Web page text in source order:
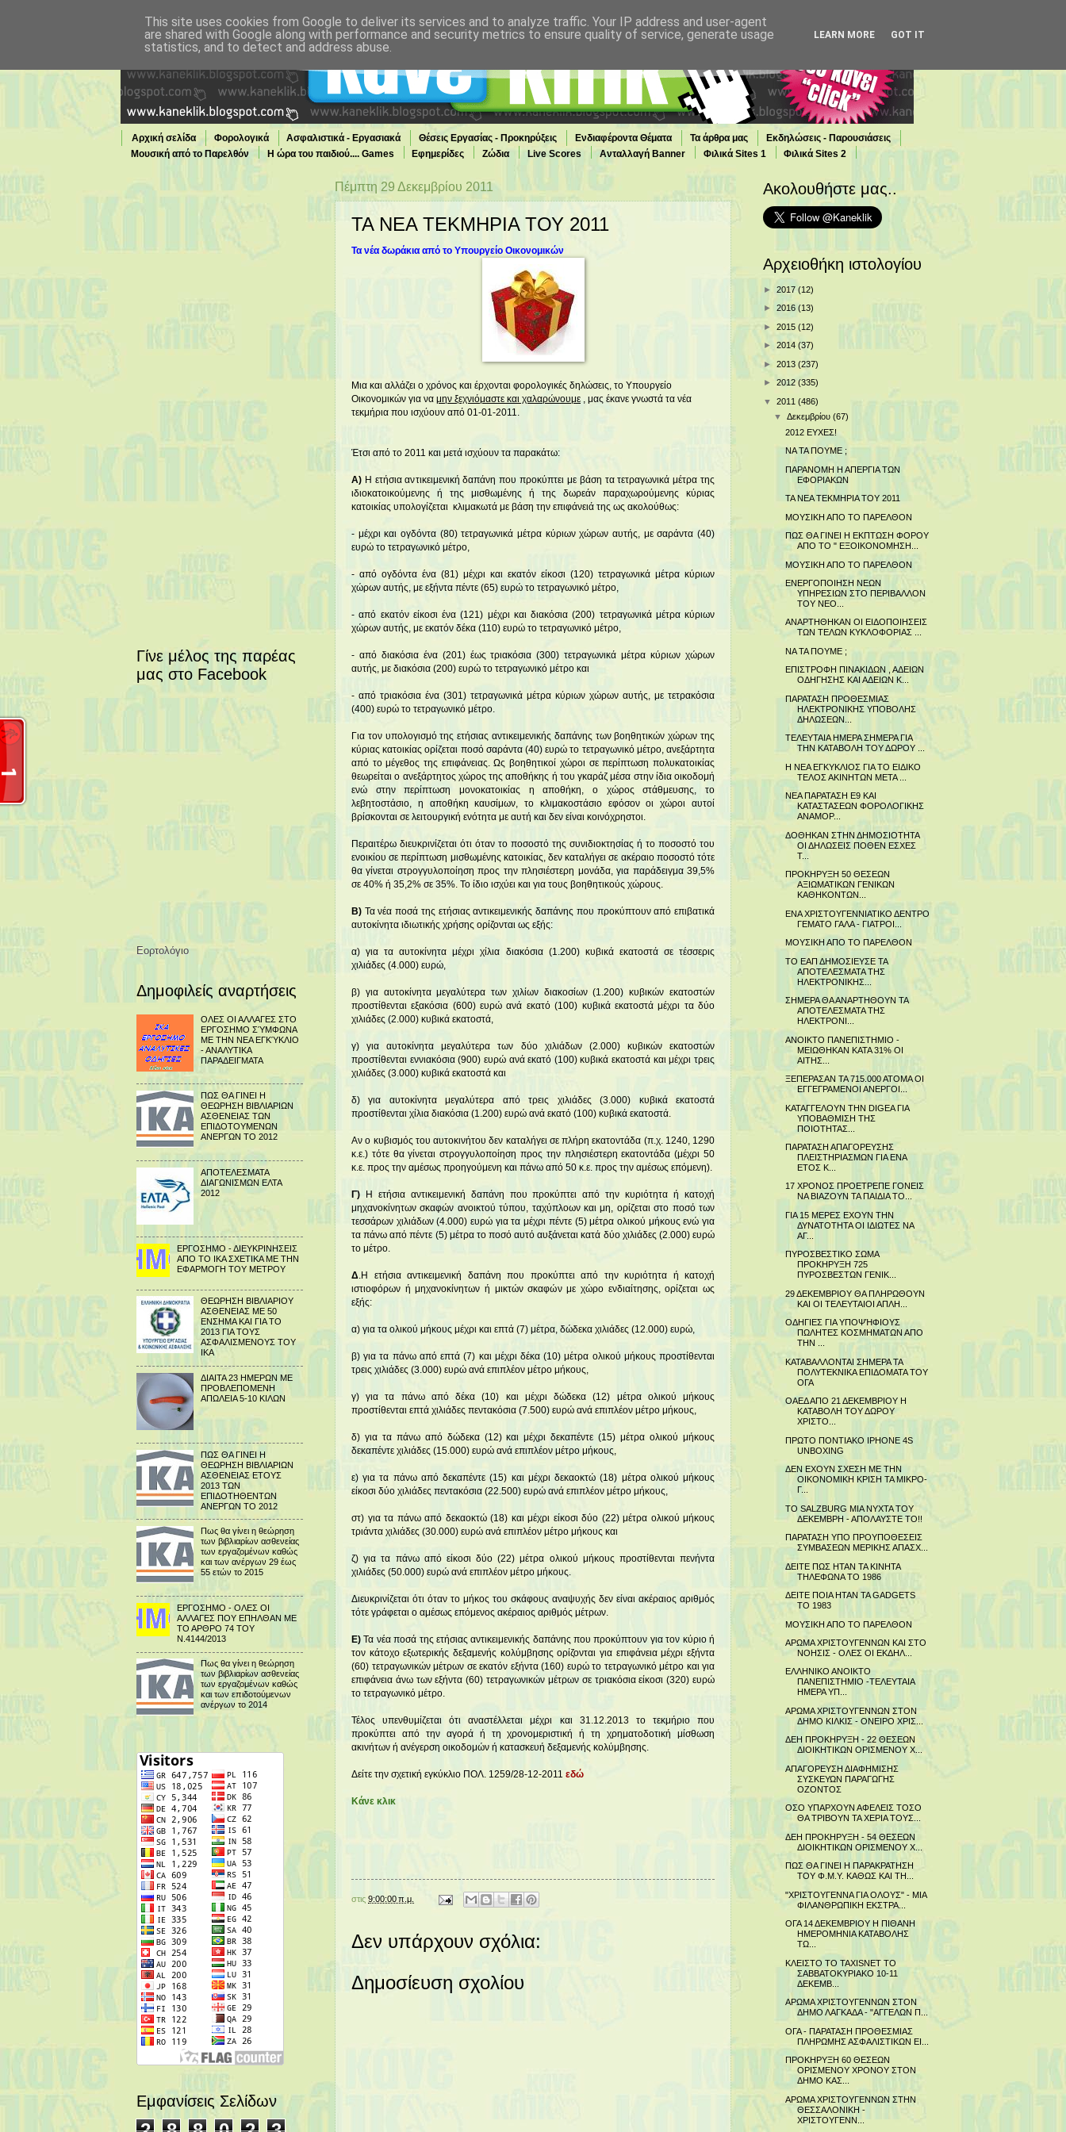
Αρχική σελίδα Φορολογικά Ασφαλιστικά - Εργασιακά Θέσεις Εργασίας - Προκηρύξεις Ενδιαφέροντα Θέματα Τα άρθρα μας
Εκδηλώσεις - Παρουσιάσεις
Μουσική από το Παρελθόν
Η ώρα του παιδιού.... Games Εφημερίδες Ζώδια Live Scores Ανταλλαγή Banner Φιλικά Sites 1
Φιλικά Sites 2
Πέμπτη 29 Δεκεμβρίου 2011
ΤΑ ΝΕΑ ΤΕΚΜΗΡΙΑ ΤΟΥ 2011
Τα νέα δωράκια από το Υπουργείο Οικονομικών
Μια και αλλάζει ο χρόνος και έρχονται φορολογικές δηλώσεις, το Υπουργείο
Οικονομικών για να μην ξεχνιόμαστε και χαλαρώνουμε , μας έκανε γνωστά τα νέα
τεκμήρια που ισχύουν από 01-01-2011.
Έτσι από το 2011 και μετά ισχύουν τα παρακάτω:
Α) Η ετήσια αντικειμενική δαπάνη που προκύπτει με βάση τα τετραγωνικά μέτρα της
ιδιοκατοικούμενης ή της μισθωμένης ή της δωρεάν παραχωρούμενης κύριας
κατοικίας υπολογίζεται κλιμακωτά με βάση την επιφάνειά της ως ακολούθως:
- μέχρι και ογδόντα (80) τετραγωνικά μέτρα κύριων χώρων αυτής, με σαράντα (40)
ευρώ το τετραγωνικό μέτρο,
- από ογδόντα ένα (81) μέχρι και εκατόν είκοσι (120) τετραγωνικά μέτρα κύριων
χώρων αυτής, με εξήντα πέντε (65) ευρώ το τετραγωνικό μέτρο,
- από εκατόν είκοσι ένα (121) μέχρι και διακόσια (200) τετραγωνικά μέτρα κύριων
χώρων αυτής, με εκατόν δέκα (110) ευρώ το τετραγωνικό μέτρο,
- από διακόσια ένα (201) έως τριακόσια (300) τετραγωνικά μέτρα κύριων χώρων
αυτής, με διακόσια (200) ευρώ το τετραγωνικό μέτρο και
- από τριακόσια ένα (301) τετραγωνικά μέτρα κύριων χώρων αυτής, με τετρακόσια
(400) ευρώ το τετραγωνικό μέτρο.
Για τον υπολογισμό της ετήσιας αντικειμενικής δαπάνης των βοηθητικών χώρων της
κύριας κατοικίας ορίζεται ποσό σαράντα (40) ευρώ το τετραγωνικό μέτρο, ανεξάρτητα
από το μέγεθος της επιφάνειας. Ως βοηθητικοί χώροι σε περίπτωση πολυκατοικίας
θεωρείται ο ανεξάρτητος χώρος της αποθήκης ή του γκαράζ μέσα στην ίδια οικοδομή
ενώ στην περίπτωση μονοκατοικίας η αποθήκη, ο χώρος στάθμευσης, το
λεβητοστάσιο, η αποθήκη καυσίμων, το κλιμακοστάσιο εφόσον οι χώροι αυτοί
βρίσκονται σε λειτουργική ενότητα με αυτή και δεν είναι κοινόχρηστοι.
Περαιτέρω διευκρινίζεται ότι όταν το ποσοστό της συνιδιοκτησίας ή το ποσοστό του
ενοικίου σε περίπτωση μισθωμένης κατοικίας, δεν καταλήγει σε ακέραιο ποσοστό τότε
θα γίνεται στρογγυλοποίηση προς την πλησιέστερη μονάδα, για παράδειγμα 39,5%
σε 40% ή 35,2% σε 35%. Το ίδιο ισχύει και για τους βοηθητικούς χώρους.
Β) Τα νέα ποσά της ετήσιας αντικειμενικής δαπάνης που προκύπτουν από επιβατικά
αυτοκίνητα ιδιωτικής χρήσης ορίζονται ως εξής:
α) για τα αυτοκίνητα μέχρι χίλια διακόσια (1.200) κυβικά εκατοστά σε τέσσερις
χιλιάδες (4.000) ευρώ,
β) για αυτοκίνητα μεγαλύτερα των χιλίων διακοσίων (1.200) κυβικών εκατοστών
προστίθενται εξακόσια (600) ευρώ ανά εκατό (100) κυβικά εκατοστά μέχρι τα δύο
χιλιάδες (2.000) κυβικά εκατοστά,
γ) για αυτοκίνητα μεγαλύτερα των δύο χιλιάδων (2.000) κυβικών εκατοστών
προστίθενται εννιακόσια (900) ευρώ ανά εκατό (100) κυβικά εκατοστά και μέχρι τρεις
χιλιάδες (3.000) κυβικά εκατοστά και
δ) για αυτοκίνητα μεγαλύτερα από τρεις χιλιάδες (3.000) κυβικά εκατοστά
προστίθενται χίλια διακόσια (1.200) ευρώ ανά εκατό (100) κυβικά εκατοστά.
Αν ο κυβισμός του αυτοκινήτου δεν καταλήγει σε πλήρη εκατοντάδα (π.χ. 1240, 1290
κ.ε.) τότε θα γίνεται στρογγυλοποίηση προς την πλησιέστερη εκατοντάδα (μέχρι 50
κ.ε. προς την αμέσως προηγούμενη και πάνω από 50 κ.ε. προς την αμέσως επόμενη).
Γ)
Η ετήσια αντικειμενική δαπάνη που προκύπτει από την κυριότητα ή κατοχή
μηχανοκίνητων σκαφών ανοικτού τύπου, ταχύπλοων και μη, ορίζεται στο ποσό των
τεσσάρων χιλιάδων (4.000) ευρώ για τα μέχρι πέντε (5) μέτρα ολικού μήκους ενώ για
τα πάνω από πέντε (5) μέτρα το ποσό αυτό αυξάνεται κατά δύο χιλιάδες (2.000) ευρώ
το μέτρο.
Δ .Η ετήσια αντικειμενική δαπάνη που προκύπτει από την κυριότητα ή κατοχή
ιστιοφόρων ή μηχανοκίνητων ή μικτών σκαφών με χώρο ενδιαίτησης, ορίζεται ως
εξής:
α) για τα ολικού μήκους μέχρι και επτά (7) μέτρα, δώδεκα χιλιάδες (12.000) ευρώ,
β) για τα πάνω από επτά (7) και μέχρι δέκα (10) μέτρα ολικού μήκους προστίθενται
τρεις χιλιάδες (3.000) ευρώ ανά επιπλέον μέτρο μήκους,
γ) για τα πάνω από δέκα (10) και μέχρι δώδεκα (12) μέτρα ολικού μήκους
προστίθενται επτά χιλιάδες πεντακόσια (7.500) ευρώ ανά επιπλέον μέτρο μήκους,
δ) για τα πάνω από δώδεκα (12) και μέχρι δεκαπέντε (15) μέτρα ολικού μήκους
δεκαπέντε χιλιάδες (15.000) ευρώ ανά επιπλέον μέτρο μήκους,
ε) για τα πάνω από δεκαπέντε (15) και μέχρι δεκαοκτώ (18) μέτρα ολικού μήκους
είκοσι δύο χιλιάδες πεντακόσια (22.500) ευρώ ανά επιπλέον μέτρο μήκους,
στ) για τα πάνω από δεκαοκτώ (18) και μέχρι είκοσι δύο (22) μέτρα ολικού μήκους
τριάντα χιλιάδες (30.000) ευρώ ανά επιπλέον μέτρο μήκους και
ζ) για τα πάνω από είκοσι δύο (22) μέτρα ολικού μήκους προστίθενται πενήντα
χιλιάδες (50.000) ευρώ ανά επιπλέον μέτρο μήκους.
Διευκρινίζεται ότι όταν το μήκος του σκάφους αναψυχής δεν είναι ακέραιος αριθμός
τότε γράφεται ο αμέσως επόμενος ακέραιος αριθμός μέτρων.
Ε) Τα νέα ποσά της ετήσιας αντικειμενικής δαπάνης που προκύπτουν για τον κύριο ή
τον κάτοχο εξωτερικής δεξαμενής κολύμβησης ορίζονται για επιφάνεια μέχρι εξήντα
(60) τετραγωνικών μέτρων σε εκατόν εξήντα (160) ευρώ το τετραγωνικό μέτρο και για
επιφάνεια άνω των εξήντα (60) τετραγωνικών μέτρων σε τριακόσια είκοσι (320) ευρώ
το τετραγωνικό μέτρο.
Τέλος υπενθυμίζεται ότι αναστέλλεται μέχρι και 31.12.2013 το τεκμήριο που
προκύπτει από την αγορά ή τη χρονομεριστική ή τη χρηματοδοτική μίσθωση
ακινήτων ή ανέγερση οικοδομών ή κατασκευή δεξαμενής κολύμβησης.
Δείτε την σχετική εγκύκλιο ΠΟΛ. 1259/28-12-2011 εδώ
Κάνε κλικ
στις 9:00:00 π.μ.
Δεν υπάρχουν σχόλια:
Δημοσίευση σχολίου
Γίνε μέλος της παρέας
μας στο Facebook
Εορτολόγιο
Δημοφιλείς αναρτήσεις
ΟΛΕΣ ΟΙ ΑΛΛΑΓΕΣ ΣΤΟ
ΕΡΓΟΣΗΜΟ ΣΎΜΦΩΝΑ
ΜΕ ΤΗΝ ΝΕΑ ΕΓΚΎΚΛΙΟ
- ΑΝΑΛΥΤΙΚΑ
ΠΑΡΑΔΕΙΓΜΑΤΑ
ΠΩΣ ΘΑ ΓΙΝΕΙ Η
ΘΕΩΡΗΣΗ ΒΙΒΛΙΑΡΙΩΝ
ΑΣΘΕΝΕΙΑΣ ΤΩΝ
ΕΠΙΔΟΤΟΥΜΕΝΩΝ
ΑΝΕΡΓΩΝ ΤΟ 2012
ΑΠΟΤΕΛΕΣΜΑΤΑ
ΔΙΑΓΩΝΙΣΜΩΝ ΕΛΤΑ
2012
ΕΡΓΟΣΗΜΟ - ΔΙΕΥΚΡΙΝΗΣΕΙΣ
ΑΠΟ ΤΟ ΙΚΑ ΣΧΕΤΙΚΑ ΜΕ ΤΗΝ
ΕΦΑΡΜΟΓΗ ΤΟΥ ΜΕΤΡΟΥ
ΘΕΩΡΗΣΗ ΒΙΒΛΙΑΡΙΟΥ
ΑΣΘΕΝΕΙΑΣ ΜΕ 50
ΕΝΣΗΜΑ ΚΑΙ ΓΙΑ ΤΟ
2013 ΓΙΑ ΤΟΥΣ
ΑΣΦΑΛΙΣΜΕΝΟΥΣ ΤΟΥ
ΙΚΑ
ΔΙΑΙΤΑ 23 ΗΜΕΡΩΝ ΜΕ
ΠΡΟΒΛΕΠΟΜΕΝΗ
ΑΠΩΛΕΙΑ 5-10 ΚΙΛΩΝ
ΠΩΣ ΘΑ ΓΙΝΕΙ Η
ΘΕΩΡΗΣΗ ΒΙΒΛΙΑΡΙΩΝ
ΑΣΘΕΝΕΙΑΣ ΕΤΟΥΣ
2013 ΤΩΝ
ΕΠΙΔΟΤΗΘΕΝΤΩΝ
ΑΝΕΡΓΩΝ ΤΟ 2012
Πως θα γίνει η θεώρηση
των βιβλιαρίων ασθενείας
των εργαζομένων καθώς
και των ανέργων 29 έως
55 ετών το 2015
ΕΡΓΟΣΗΜΟ - ΟΛΕΣ ΟΙ
ΑΛΛΑΓΕΣ ΠΟΥ ΕΠΗΛΘΑΝ ΜΕ
ΤΟ ΑΡΘΡΟ 74 ΤΟΥ
Ν.4144/2013
Πως θα γίνει η θεώρηση
των βιβλιαρίων ασθενείας
των εργαζομένων καθώς
και των επιδοτούμενων
ανέργων το 2014
Εμφανίσεις Σελίδων
Ακολουθήστε μας..
Αρχειοθήκη ιστολογίου
► 2017 (12)
► 2016 (13)
► 2015 (12)
► 2014 (37)
► 2013 (237)
► 2012 (335)
▼ 2011 (486)
▼Δεκεμβρίου(67)
2012 ΕΥΧΕΣ!
ΝΑ ΤΑ ΠΟΥΜΕ ;
ΠΑΡΑΝΟΜΗ Η ΑΠΕΡΓΙΑ ΤΩΝ
ΕΦΟΡΙΑΚΩΝ
ΤΑ ΝΕΑ ΤΕΚΜΗΡΙΑ ΤΟΥ 2011
ΜΟΥΣΙΚΗ ΑΠΟ ΤΟ ΠΑΡΕΛΘΟΝ
ΠΩΣ ΘΑ ΓΙΝΕΙ Η ΕΚΠΤΩΣΗ ΦΟΡΟΥ
ΑΠΟ ΤΟ " ΕΞΟΙΚΟΝΟΜΗΣΗ...
ΜΟΥΣΙΚΗ ΑΠΟ ΤΟ ΠΑΡΕΛΘΟΝ
ΕΝΕΡΓΟΠΟΙΗΣΗ ΝΕΩΝ
ΥΠΗΡΕΣΙΩΝ ΣΤΟ ΠΕΡΙΒΑΛΛΟΝ
ΤΟΥ ΝΕΟ...
ΑΝΑΡΤΗΘΗΚΑΝ ΟΙ ΕΙΔΟΠΟΙΗΣΕΙΣ
ΤΩΝ ΤΕΛΩΝ ΚΥΚΛΟΦΟΡΙΑΣ ...
ΝΑ ΤΑ ΠΟΥΜΕ ;
ΕΠΙΣΤΡΟΦΗ ΠΙΝΑΚΙΔΩΝ , ΑΔΕΙΩΝ
ΟΔΗΓΗΣΗΣ ΚΑΙ ΑΔΕΙΩΝ Κ...
ΠΑΡΑΤΑΣΗ ΠΡΟΘΕΣΜΙΑΣ
ΗΛΕΚΤΡΟΝΙΚΗΣ ΥΠΟΒΟΛΗΣ
ΔΗΛΩΣΕΩΝ...
ΤΕΛΕΥΤΑΙΑ ΗΜΕΡΑ ΣΗΜΕΡΑ ΓΙΑ
ΤΗΝ ΚΑΤΑΒΟΛΗ ΤΟΥ ΔΩΡΟΥ ...
Η ΝΕΑ ΕΓΚΥΚΛΙΟΣ ΓΙΑ ΤΟ ΕΙΔΙΚΟ
ΤΕΛΟΣ ΑΚΙΝΗΤΩΝ ΜΕΤΑ ...
ΝΕΑ ΠΑΡΑΤΑΣΗ Ε9 ΚΑΙ
ΚΑΤΑΣΤΑΣΕΩΝ ΦΟΡΟΛΟΓΙΚΗΣ
ΑΝΑΜΟΡ...
ΔΟΘΗΚΑΝ ΣΤΗΝ ΔΗΜΟΣΙΟΤΗΤΑ
ΟΙ ΔΗΛΩΣΕΙΣ ΠΟΘΕΝ ΕΣΧΕΣ
Τ...
ΠΡΟΚΗΡΥΞΗ 50 ΘΕΣΕΩΝ
ΑΞΙΩΜΑΤΙΚΩΝ ΓΕΝΙΚΩΝ
ΚΑΘΗΚΟΝΤΩΝ...
ΕΝΑ ΧΡΙΣΤΟΥΓΕΝΝΙΑΤΙΚΟ ΔΕΝΤΡΟ
ΓΕΜΑΤΟ ΓΑΛΑ - ΓΙΑΤΡΟΙ...
ΜΟΥΣΙΚΗ ΑΠΟ ΤΟ ΠΑΡΕΛΘΟΝ
ΤΟ ΕΑΠ ΔΗΜΟΣΙΕΥΣΕ ΤΑ
ΑΠΟΤΕΛΕΣΜΑΤΑ ΤΗΣ
ΗΛΕΚΤΡΟΝΙΚΗΣ...
ΣΗΜΕΡΑ ΘΑ ΑΝΑΡΤΗΘΟΥΝ ΤΑ
ΑΠΟΤΕΛΕΣΜΑΤΑ ΤΗΣ
ΗΛΕΚΤΡΟΝΙ...
ΑΝΟΙΚΤΟ ΠΑΝΕΠΙΣΤΗΜΙΟ -
ΜΕΙΩΘΗΚΑΝ ΚΑΤΑ 31% ΟΙ
ΑΙΤΗΣ...
ΞΕΠΕΡΑΣΑΝ ΤΑ 715.000 ΑΤΟΜΑ ΟΙ
ΕΓΓΕΓΡΑΜΕΝΟΙ ΑΝΕΡΓΟΙ...
ΚΑΤΑΓΓΕΛΟΥΝ THN DIGEA ΓΙΑ
ΥΠΟΒΑΘΜΙΣΗ ΤΗΣ
ΠΟΙΟΤΗΤΑΣ...
ΠΑΡΑΤΑΣΗ ΑΠΑΓΟΡΕΥΣΗΣ
ΠΛΕΙΣΤΗΡΙΑΣΜΩΝ ΓΙΑ ΕΝΑ
ΕΤΟΣ Κ...
17 ΧΡΟΝΟΣ ΠΡΟΕΤΡΕΠΕ ΓΟΝΕΙΣ
ΝΑ ΒΙΑΖΟΥΝ ΤΑ ΠΑΙΔΙΑ ΤΟ...
ΓΙΑ 15 ΜΕΡΕΣ ΕΧΟΥΝ ΤΗΝ
ΔΥΝΑΤΟΤΗΤΑ ΟΙ ΙΔΙΩΤΕΣ ΝΑ
ΑΓ...
ΠΥΡΟΣΒΕΣΤΙΚΟ ΣΩΜΑ
ΠΡΟΚΗΡΥΞΗ 725
ΠΥΡΟΣΒΕΣΤΩΝ ΓΕΝΙΚ...
29 ΔΕΚΕΜΒΡΙΟΥ ΘΑ ΠΛΗΡΩΘΟΥΝ
ΚΑΙ ΟΙ ΤΕΛΕΥΤΑΙΟΙ ΑΠΛΗ...
ΟΔΗΓΙΕΣ ΓΙΑ ΥΠΟΨΉΦΙΟΥΣ
ΠΩΛΗΤΕΣ ΚΟΣΜΗΜΑΤΩΝ ΑΠΟ
ΤΗΝ ...
ΚΑΤΑΒΑΛΛΟΝΤΑΙ ΣΗΜΕΡΑ ΤΑ
ΠΟΛΥΤΕΚΝΙΚΑ ΕΠΙΔΟΜΑΤΑ ΤΟΥ
ΟΓΑ
ΟΑΕΔ ΑΠΟ 21 ΔΕΚΕΜΒΡΙΟΥ Η
ΚΑΤΑΒΟΛΗ ΤΟΥ ΔΩΡΟΥ
ΧΡΙΣΤΟ...
ΠΡΩΤΟ ΠΟΝΤΙΑΚΟ IPHONE 4S
UNBOXING
ΔΕΝ ΕΧΟΥΝ ΣΧΕΣΗ ΜΕ ΤΗΝ
ΟΙΚΟΝΟΜΙΚΗ ΚΡΙΣΗ ΤΑ ΜΙΚΡΟ-
Γ...
ΤΟ SALZBURG ΜΙΑ ΝΥΧΤΑ ΤΟΥ
ΔΕΚΕΜΒΡΗ - ΑΠΟΛΑΥΣΤΕ ΤΟ!!
ΠΑΡΑΤΑΣΗ ΥΠΟ ΠΡΟΥΠΟΘΕΣΕΙΣ
ΣΥΜΒΑΣΕΩΝ ΜΕΡΙΚΗΣ ΑΠΑΣΧ...
ΔΕΙΤΕ ΠΩΣ ΗΤΑΝ ΤΑ ΚΙΝΗΤΑ
ΤΗΛΕΦΩΝΑ ΤΟ 1986
ΔΕΙΤΕ ΠΟΙΑ ΗΤΑΝ ΤΑ GADGETS
TO 1983
ΜΟΥΣΙΚΗ ΑΠΟ ΤΟ ΠΑΡΕΛΘΟΝ
ΑΡΩΜΑ ΧΡΙΣΤΟΥΓΕΝΝΩΝ ΚΑΙ ΣΤΟ
ΝΟΗΣΙΣ - ΟΛΕΣ ΟΙ ΕΚΔΗΛ...
ΕΛΛΗΝΙΚΟ ΑΝΟΙΚΤΟ
ΠΑΝΕΠΙΣΤΗΜΙΟ -ΤΕΛΕΥΤΑΙΑ
ΗΜΕΡΑ ΥΠ...
ΑΡΩΜΑ ΧΡΙΣΤΟΥΓΕΝΝΩΝ ΣΤΟΝ
ΔΗΜΟ ΚΙΛΚΙΣ - ΟΝΕΙΡΟ ΧΡΙΣ...
ΔΕΗ ΠΡΟΚΗΡΥΞΗ - 22 ΘΕΣΕΩΝ
ΔΙΟΙΚΗΤΙΚΩΝ ΟΡΙΣΜΕΝΟΥ Χ...
ΑΠΑΓΟΡΕΥΣΗ ΔΙΑΦΗΜΙΣΗΣ
ΣΥΣΚΕΥΩΝ ΠΑΡΑΓΩΓΗΣ
ΟΖΟΝΤΟΣ
ΟΣΟ ΥΠΑΡΧΟΥΝ ΑΦΕΛΕΙΣ ΤΟΣΟ
ΘΑ ΤΡΙΒΟΥΝ ΤΑ ΧΕΡΙΑ ΤΟΥΣ...
ΔΕΗ ΠΡΟΚΗΡΥΞΗ - 54 ΘΕΣΕΩΝ
ΔΙΟΙΚΗΤΙΚΩΝ ΟΡΙΣΜΕΝΟΥ Χ...
ΠΩΣ ΘΑ ΓΙΝΕΙ Η ΠΑΡΑΚΡΑΤΗΣΗ
ΤΟΥ Φ.Μ.Υ. ΚΑΘΩΣ ΚΑΙ ΤΗ...
"ΧΡΙΣΤΟΥΓΕΝΝΑ ΓΙΑ ΟΛΟΥΣ" - ΜΙΑ
ΦΙΛΑΝΘΡΩΠΙΚΗ ΕΚΣΤΡΑ...
ΟΓΑ 14 ΔΕΚΕΜΒΡΙΟΥ Η ΠΙΘΑΝΗ
ΗΜΕΡΟΜΗΝΙΑ ΚΑΤΑΒΟΛΗΣ
ΤΩ...
ΚΛΕΙΣΤΟ ΤΟ TAXISNET ΤΟ
ΣΑΒΒΑΤΟΚΥΡΙΑΚΟ 10-11
ΔΕΚΕΜΒ...
ΑΡΩΜΑ ΧΡΙΣΤΟΥΓΕΝΝΩΝ ΣΤΟΝ
ΔΗΜΟ ΛΑΓΚΑΔΑ - "ΑΓΓΕΛΩΝ Π...
ΟΓΑ - ΠΑΡΑΤΑΣΗ ΠΡΟΘΕΣΜΙΑΣ
ΠΛΗΡΩΜΗΣ ΑΣΦΑΛΙΣΤΙΚΩΝ ΕΙ...
ΠΡΟΚΗΡΥΞΗ 60 ΘΕΣΕΩΝ
ΟΡΙΣΜΕΝΟΥ ΧΡΟΝΟΥ ΣΤΟΝ
ΔΗΜΟ ΚΑΣ...
ΑΡΩΜΑ ΧΡΙΣΤΟΥΓΕΝΝΩΝ ΣΤΗΝ
ΘΕΣΣΑΛΟΝΙΚΗ -
ΧΡΙΣΤΟΥΓΕΝΝ...
This site uses cookies from Google to deliver its services and to analyze traffic. Your IP address and user-agent
are shared with Google along with performance and security metrics to ensure quality of service, generate usage
statistics, and to detect and address abuse.
LEARN MORE GOT IT